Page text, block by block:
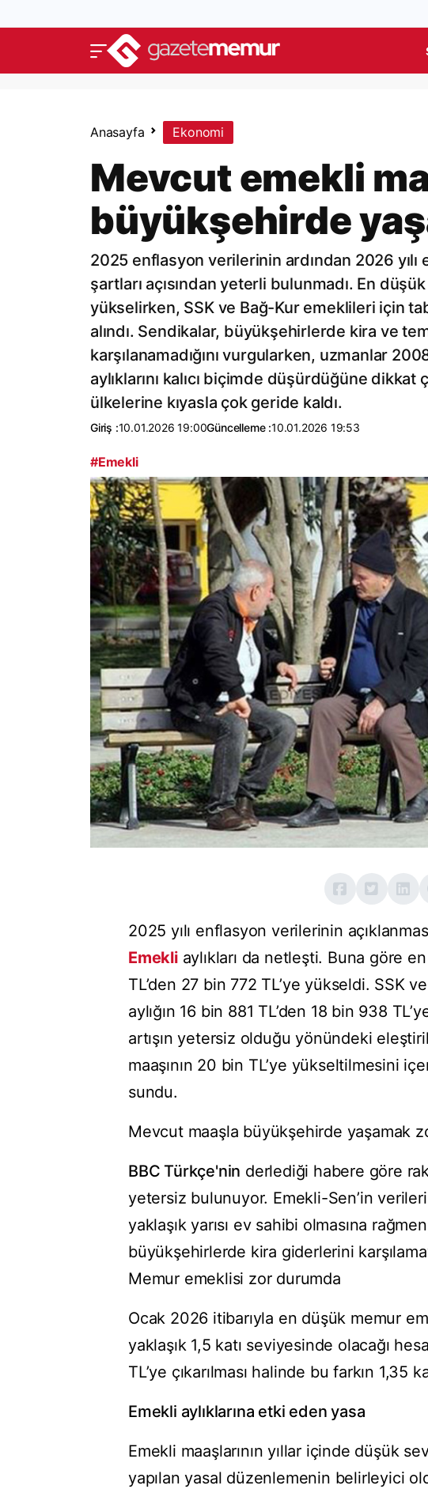
Anasayfa Ekonomi
Mevcut emekli
büyükşehirde
2025 enflasyon verilerinin ardından 2026
şartları açısından yeterli bulunmadı. En
yükselirken, SSK ve Bağ-Kur emeklileri için
alındı. Sendikalar, büyükşehirlerde kira ve
karşılanamadığını vurgularken, uzmanlar
aylıklarını kalıcı biçimde düşürdüğüne
ülkelerine kıyasla çok geride kaldı.
Giriş :10.01.2026 19:00Güncelleme :10.01.2026 19:53
#Emekli
2025 yılı enflasyon verilerinin
Emekliaylıkları da netleşti. Buna göre
TL’den 27 bin 772 TL’ye yükseldi. SSK
aylığın 16 bin 881 TL’den 18 bin 938
artışın yetersiz olduğu yönündeki
maaşının 20 bin TL’ye yükseltilmesini
sundu.
Mevcut maaşla büyükşehirde yaşamak
BBC Türkçe'nin derlediği habere göre
yetersiz bulunuyor. Emekli-Sen’in
yaklaşık yarısı ev sahibi olmasına
büyükşehirlerde kira giderlerini
Memur emeklisi zor durumda
Ocak 2026 itibarıyla en düşük memur
yaklaşık 1,5 katı seviyesinde olacağı
TL’ye çıkarılması halinde bu farkın
Emekli aylıklarına etki eden yasa
Emekli maaşlarının yıllar içinde düşük
yapılan yasal düzenlemenin belirleyici